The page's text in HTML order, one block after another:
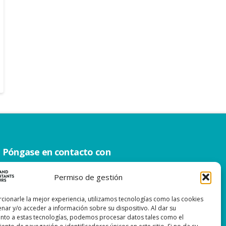
Permiso de gestión
la mejor experiencia, utilizamos tecnologías como las cookies
y/o acceder a información sobre su dispositivo. Al dar su
a estas tecnologías, podemos procesar datos tales como el
Póngase en contacto con
info@watacc.nl